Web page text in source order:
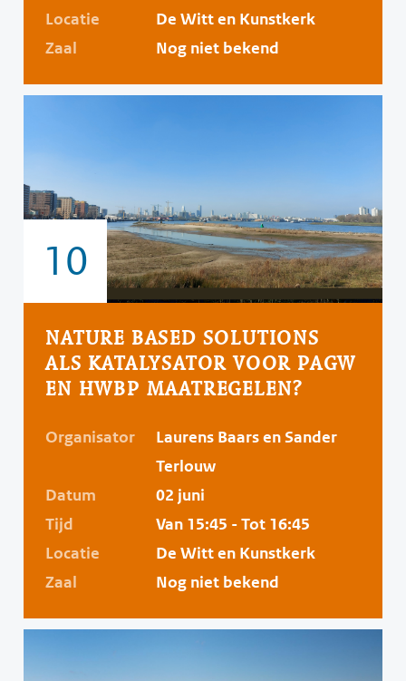
Locatie
De Witt en Kunstkerk
Zaal
Nog niet bekend
10
NATURE BASED SOLUTIONS
ALS KATALYSATOR VOOR PAGW
EN HWBP MAATREGELEN?
Organisator
Laurens Baars en Sander
Terlouw
Datum
02 juni
Tijd
Van 15:45 - Tot 16:45
Locatie
De Witt en Kunstkerk
Zaal
Nog niet bekend